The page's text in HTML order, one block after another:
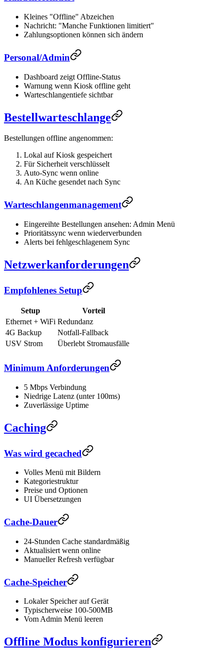
Kleines "Offline" Abzeichen
Nachricht: "Manche Funktionen limitiert"
Zahlungsoptionen können sich ändern
Personal/Admin
Dashboard zeigt Offline-Status
Warnung wenn Kiosk offline geht
Warteschlangentiefe sichtbar
Bestellwarteschlange
Bestellungen offline angenommen:
Lokal auf Kiosk gespeichert
Für Sicherheit verschlüsselt
Auto-Sync wenn online
An Küche gesendet nach Sync
Warteschlangenmanagement
Eingereihte Bestellungen ansehen: Admin Menü
Prioritätssync wenn wiederverbunden
Alerts bei fehlgeschlagenem Sync
Netzwerkanforderungen
Empfohlenes Setup
Setup
Vorteil
Ethernet + WiFi Redundanz
4G Backup
Notfall-Fallback
USV Strom
Überlebt Stromausfälle
Minimum Anforderungen
5 Mbps Verbindung
Niedrige Latenz (unter 100ms)
Zuverlässige Uptime
Caching
Was wird gecached
Volles Menü mit Bildern
Kategoriestruktur
Preise und Optionen
UI Übersetzungen
Cache-Dauer
24-Stunden Cache standardmäßig
Aktualisiert wenn online
Manueller Refresh verfügbar
Cache-Speicher
Lokaler Speicher auf Gerät
Typischerweise 100-500MB
Vom Admin Menü leeren
Offline Modus konfigurieren